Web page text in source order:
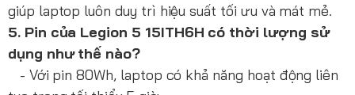
giúp laptop luôn duy trì hiệu suất tối ưu và mát mẻ.
5. Pin của Legion 5 15ITH6H có thời lượng sử
dụng như thế nào?
- Với pin 80Wh, laptop có khả năng hoạt động liên